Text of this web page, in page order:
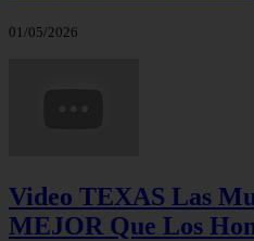
01/05/2026
Video TEXAS Las
MEJOR Que Los